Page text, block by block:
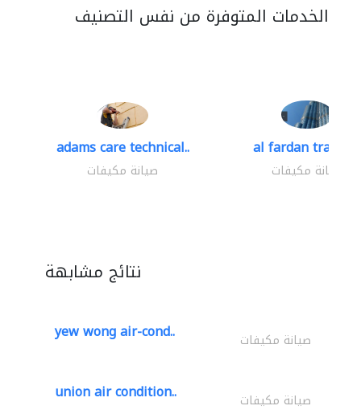
الخدمات المتوفرة من نفس التصنيف
adams care technical..
صيانة مكيفات
al fardan trading..
صيانة مكيفات
نتائج مشابهة
yew wong air-cond.. صيانة مكيفات
union air condition.. صيانة مكيفات